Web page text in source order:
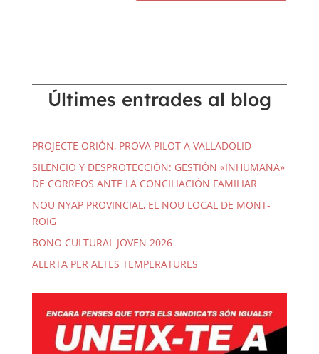
Últimes entrades al blog
PROJECTE ORIÓN, PROVA PILOT A VALLADOLID
SILENCIO Y DESPROTECCIÓN: GESTIÓN «INHUMANA»
DE CORREOS ANTE LA CONCILIACIÓN FAMILIAR
NOU NYAP PROVINCIAL, EL NOU LOCAL DE MONT-
ROIG
BONO CULTURAL JOVEN 2026
ALERTA PER ALTES TEMPERATURES